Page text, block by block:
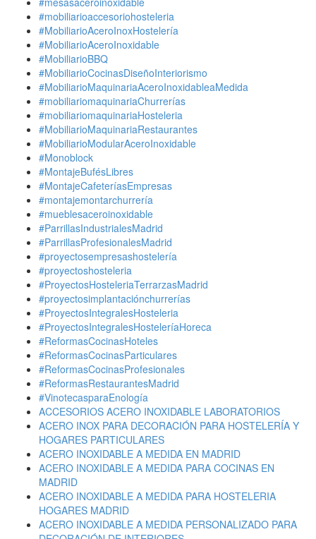
#mobiliarioaccesoriohosteleria
#MobiliarioAceroInoxHostelería
#MobiliarioAceroInoxidable
#MobiliarioBBQ
#MobiliarioCocinasDiseñoInteriorismo
#MobiliarioMaquinariaAceroInoxidableaMedida
#mobiliariomaquinariaChurrerías
#mobiliariomaquinariaHosteleria
#MobiliarioMaquinariaRestaurantes
#MobiliarioModularAceroInoxidable
#Monoblock
#MontajeBufésLibres
#MontajeCafeteríasEmpresas
#montajemontarchurrería
#mueblesaceroinoxidable
#ParrillasIndustrialesMadrid
#ParrillasProfesionalesMadrid
#proyectosempresashostelería
#proyectoshosteleria
#ProyectosHosteleriaTerrarzasMadrid
#proyectosimplantaciónchurrerías
#ProyectosIntegralesHosteleria
#ProyectosIntegralesHosteleríaHoreca
#ReformasCocinasHoteles
#ReformasCocinasParticulares
#ReformasCocinasProfesionales
#ReformasRestaurantesMadrid
#VinotecasparaEnología
ACCESORIOS ACERO INOXIDABLE LABORATORIOS
ACERO INOX PARA DECORACIÓN PARA HOSTELERÍA Y
HOGARES PARTICULARES
ACERO INOXIDABLE A MEDIDA EN MADRID
ACERO INOXIDABLE A MEDIDA PARA COCINAS EN
MADRID
ACERO INOXIDABLE A MEDIDA PARA HOSTELERIA
HOGARES MADRID
ACERO INOXIDABLE A MEDIDA PERSONALIZADO PARA